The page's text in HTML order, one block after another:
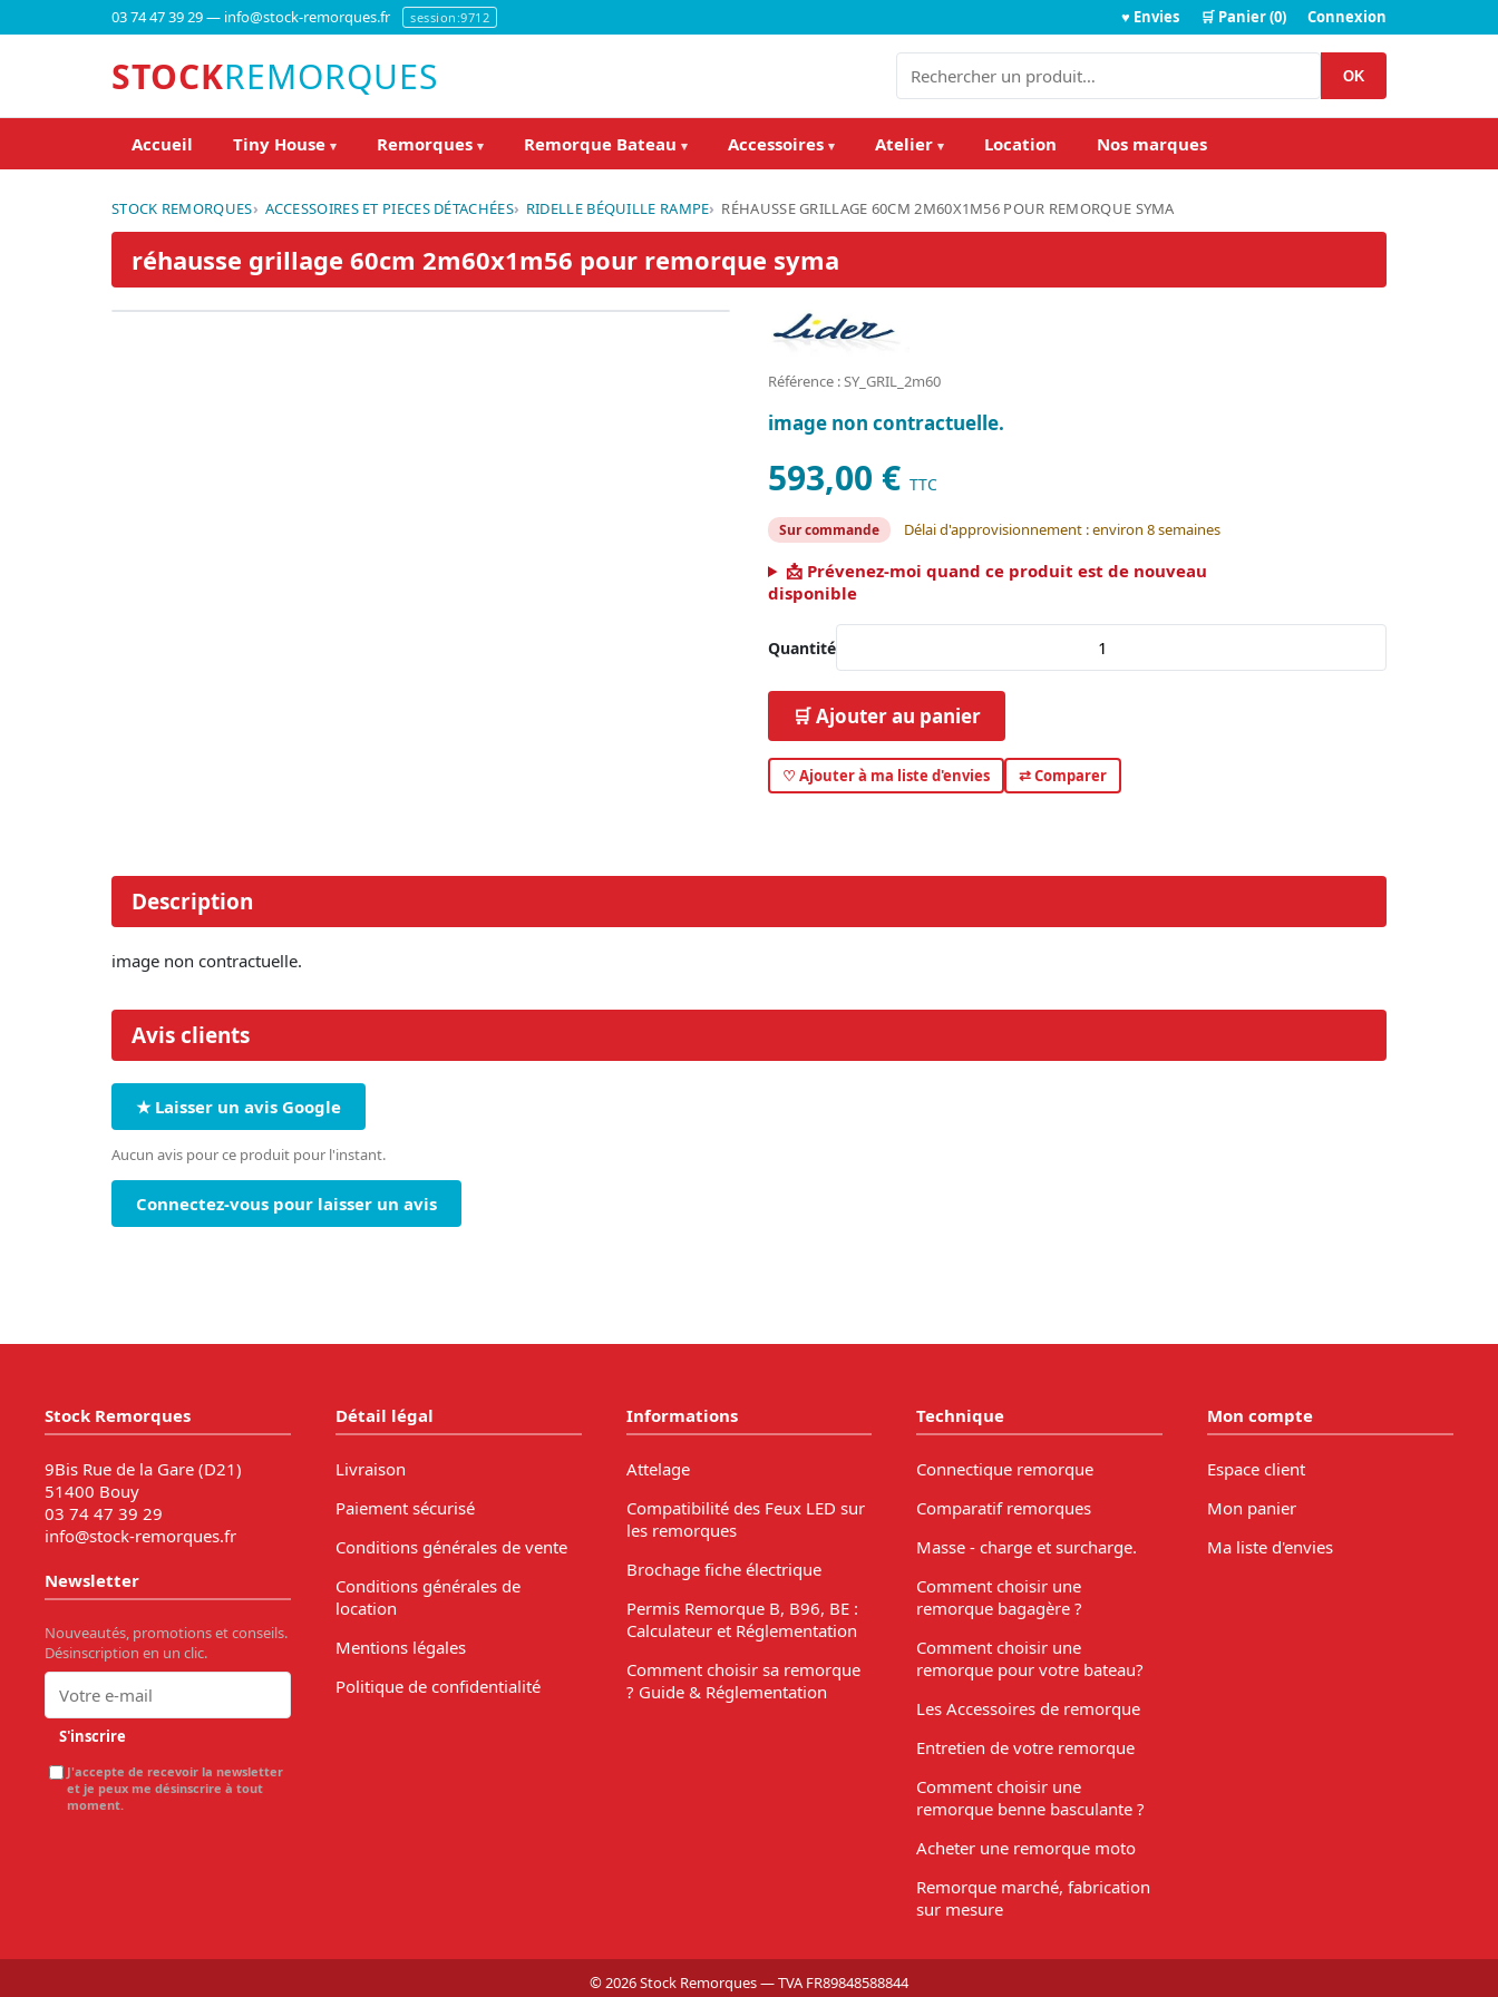
03 74 47 39 29 — info@stock-remorques.fr session:9712 ♥ Envies 🛒 Panier (0) Connexion
STOCKREMORQUES OK
Accueil Tiny House ▾ Remorques ▾ Remorque Bateau ▾ Accessoires ▾ Atelier ▾ Location Nos marques
STOCK REMORQUES ACCESSOIRES ET PIECES DÉTACHÉES RIDELLE BÉQUILLE RAMPE RÉHAUSSE GRILLAGE 60CM 2M60X1M56 POUR REMORQUE SYMA
réhausse grillage 60cm 2m60x1m56 pour remorque syma
Référence : SY_GRIL_2m60
image non contractuelle.
593,00 € TTC
Sur commande Délai d'approvisionnement : environ 8 semaines
📩 Prévenez-moi quand ce produit est de nouveau
disponible
Quantité
🛒 Ajouter au panier
♡ Ajouter à ma liste d'envies ⇄ Comparer
Description
image non contractuelle.
Avis clients
★ Laisser un avis Google
Aucun avis pour ce produit pour l'instant.
Connectez-vous pour laisser un avis
Stock Remorques
9Bis Rue de la Gare (D21)
51400 Bouy
03 74 47 39 29
info@stock-remorques.fr
Newsletter
Nouveautés, promotions et conseils.
Désinscription en un clic.
S'inscrire
J'accepte de recevoir la newsletter
et je peux me désinscrire à tout
moment.
Détail légal
Livraison
Paiement sécurisé
Conditions générales de vente
Conditions générales de
location
Mentions légales
Politique de confidentialité
Informations
Attelage
Compatibilité des Feux LED sur
les remorques
Brochage fiche électrique
Permis Remorque B, B96, BE :
Calculateur et Réglementation
Comment choisir sa remorque
? Guide & Réglementation
Technique
Connectique remorque
Comparatif remorques
Masse - charge et surcharge.
Comment choisir une
remorque bagagère ?
Comment choisir une
remorque pour votre bateau?
Les Accessoires de remorque
Entretien de votre remorque
Comment choisir une
remorque benne basculante ?
Acheter une remorque moto
Remorque marché, fabrication
sur mesure
Mon compte
Espace client
Mon panier
Ma liste d'envies
© 2026 Stock Remorques — TVA FR89848588844